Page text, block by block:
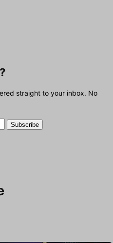
straight to your inbox. No
Subscribe